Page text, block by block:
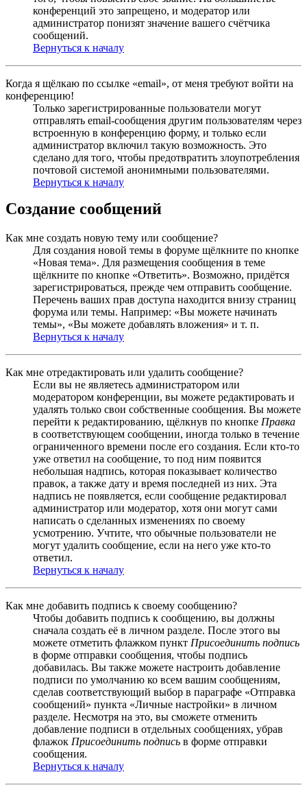
конференций это запрещено, и модератор или
администратор понизят значение вашего счётчика
сообщений.
Вернуться к началу
Когда я щёлкаю по ссылке «email», от меня требуют войти на
конференцию!
Только зарегистрированные пользователи могут
отправлять email-сообщения другим пользователям через
встроенную в конференцию форму, и только если
администратор включил такую возможность. Это
сделано для того, чтобы предотвратить злоупотребления
почтовой системой анонимными пользователями.
Вернуться к началу
Создание сообщений
Как мне создать новую тему или сообщение?
Для создания новой темы в форуме щёлкните по кнопке
«Новая тема». Для размещения сообщения в теме
щёлкните по кнопке «Ответить». Возможно, придётся
зарегистрироваться, прежде чем отправить сообщение.
Перечень ваших прав доступа находится внизу страниц
форума или темы. Например: «Вы можете начинать
темы», «Вы можете добавлять вложения» и т. п.
Вернуться к началу
Как мне отредактировать или удалить сообщение?
Если вы не являетесь администратором или
модератором конференции, вы можете редактировать и
удалять только свои собственные сообщения. Вы можете
перейти к редактированию, щёлкнув по кнопке Правка
в соответствующем сообщении, иногда только в течение
ограниченного времени после его создания. Если кто-то
уже ответил на сообщение, то под ним появится
небольшая надпись, которая показывает количество
правок, а также дату и время последней из них. Эта
надпись не появляется, если сообщение редактировал
администратор или модератор, хотя они могут сами
написать о сделанных изменениях по своему
усмотрению. Учтите, что обычные пользователи не
могут удалить сообщение, если на него уже кто-то
ответил.
Вернуться к началу
Как мне добавить подпись к своему сообщению?
Чтобы добавить подпись к сообщению, вы должны
сначала создать её в личном разделе. После этого вы
можете отметить флажком пункт Присоединить подпись
в форме отправки сообщения, чтобы подпись
добавилась. Вы также можете настроить добавление
подписи по умолчанию ко всем вашим сообщениям,
сделав соответствующий выбор в параграфе «Отправка
сообщений» пункта «Личные настройки» в личном
разделе. Несмотря на это, вы сможете отменить
добавление подписи в отдельных сообщениях, убрав
флажок Присоединить подпись в форме отправки
сообщения.
Вернуться к началу